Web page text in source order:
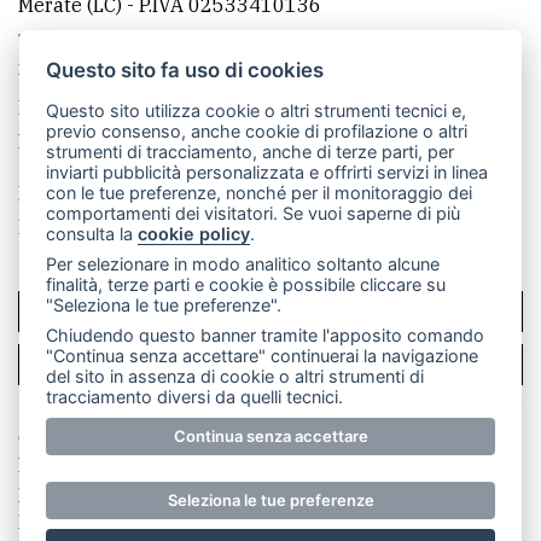
Telefono:
mail: redazione@leccoonline.com
La redazione
MerateOnline CasateOnline
RSS
Made by VIP
Privacy policy
Cookie policy
Rivedi le tue scelte sui cookie
SCRIVICI
PER LA TUA PUBBLICITÀ
© Copyright Merateonline S.r.l. - Tutti i diritti riservati.
E' proibita la riproduzione e pubblicazione anche
parziale di testi, articoli e immagini senza la
preventiva autorizzazione scritta dell'editore. RI Lecco
Questo sito fa uso di cookies
Questo sito utilizza cookie o altri strumenti tecnici e,
previo consenso, anche cookie di profilazione o altri
strumenti di tracciamento, anche di terze parti, per
inviarti pubblicità personalizzata e offrirti servizi in linea
con le tue preferenze, nonché per il monitoraggio dei
comportamenti dei visitatori. Se vuoi saperne di più
consulta lacookie policy.
Per selezionare in modo analitico soltanto alcune
finalità, terze parti e cookie è possibile cliccare su
"Seleziona le tue preferenze".
Chiudendo questo banner tramite l'apposito comando
"Continua senza accettare" continuerai la navigazione
del sito in assenza di cookie o altri strumenti di
tracciamento diversi da quelli tecnici.
Continua senza accettare
Seleziona le tue preferenze